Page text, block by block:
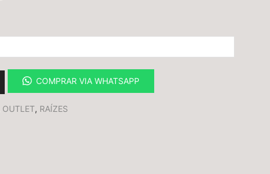
COMPRAR VIA WHATSAPP
OUTLET, RAÍZES